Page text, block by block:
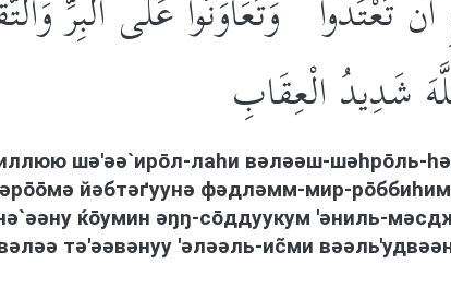
شَدِيدُ الْعِقَابِ
шə'əə`ирōл-лаhи вəлəəш-шəhрōль-
йəбтəґуунə фəдлəмм-мир-
ќōумин əŋŋ-сōддуукум 'əниль-
тə'əəвəнуу 'əлəəль-иc̃ми